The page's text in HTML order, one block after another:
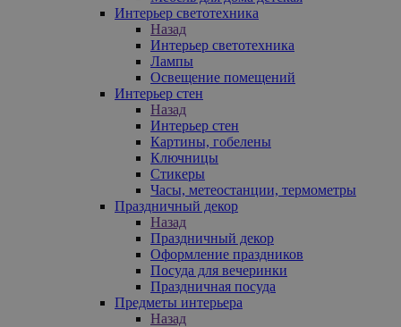
Интерьер светотехника
Назад
Интерьер светотехника
Лампы
Освещение помещений
Интерьер стен
Назад
Интерьер стен
Картины, гобелены
Ключницы
Стикеры
Часы, метеостанции, термометры
Праздничный декор
Назад
Праздничный декор
Оформление праздников
Посуда для вечеринки
Праздничная посуда
Предметы интерьера
Назад